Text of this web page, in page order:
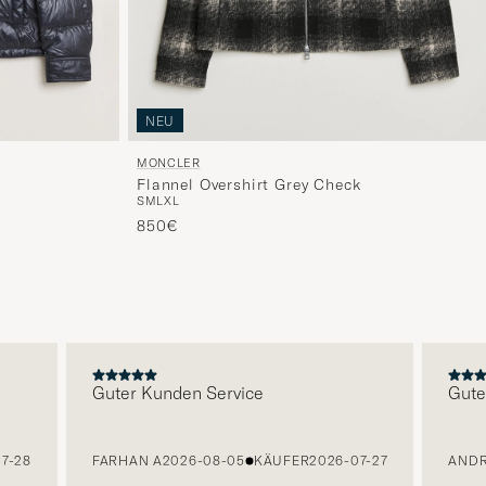
NEU
MONCLER
Flannel Overshirt Grey Check
SMLXL
850€
Guter Kunden Service
FARHAN A2026-08-05 KÄUFER2026-07-27